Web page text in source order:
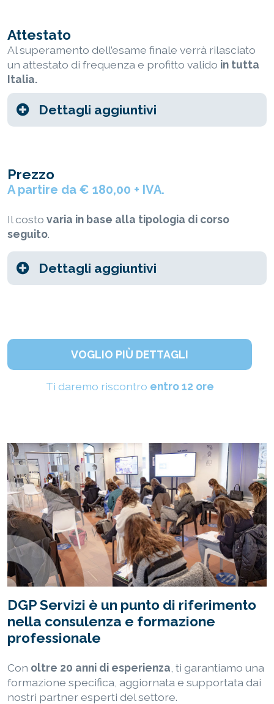
Attestato
Al superamento dell’esame finale verrà rilasciato
un attestato di frequenza e profitto valido in tutta
Italia.
Dettagli aggiuntivi
Prezzo
A partire da € 180,00 + IVA.
Il costo varia in base alla tipologia di corso
seguito.
Dettagli aggiuntivi
VOGLIO PIÙ DETTAGLI
Ti daremo riscontro entro 12 ore
DGP Servizi è un punto di riferimento
nella consulenza e formazione
professionale
Con oltre 20 anni di esperienza , ti garantiamo una
formazione specifica, aggiornata e supportata dai
nostri partner esperti del settore.